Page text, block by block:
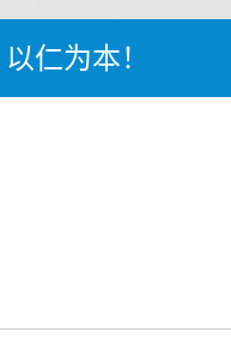
仁为本！